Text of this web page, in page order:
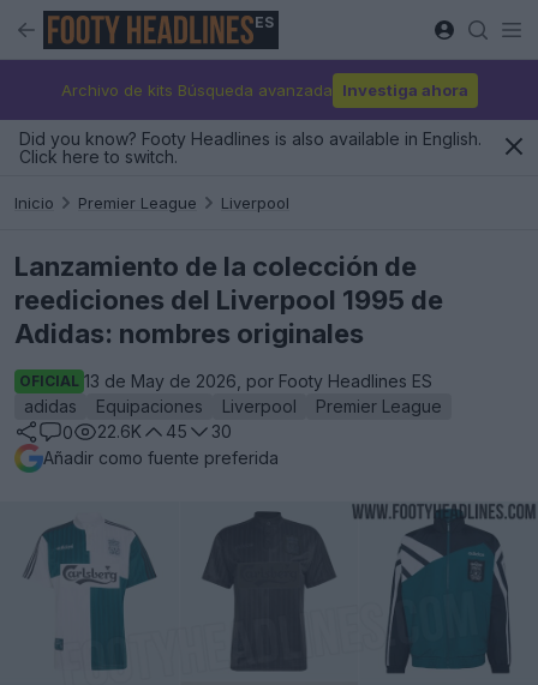
ES
Archivo de kits Búsqueda avanzada Investiga ahora
Did you know? Footy Headlines is also available in English.
Click here to switch.
Inicio Premier League Liverpool
Lanzamiento de la colección de
reediciones del Liverpool 1995 de
Adidas: nombres originales
OFICIAL 13 de May de 2026, por Footy Headlines ES
adidas
Equipaciones Liverpool
Premier League
0
22.6K 45
30
Añadir como fuente preferida